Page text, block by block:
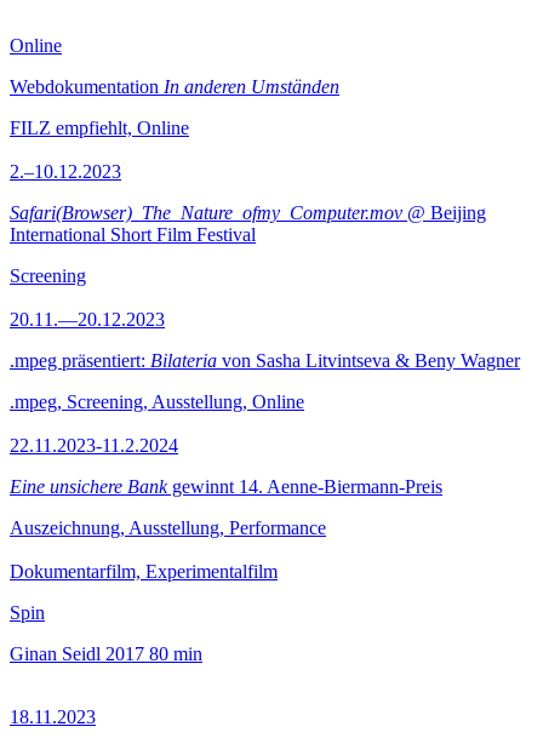
Online
Webdokumentation In anderen Umständen
FILZ empfiehlt, Online
2.–10.12.2023
Safari(Browser)_The_Nature_ofmy_Computer.mov @ Beijing
International Short Film Festival
Screening
20.11.—20.12.2023
.mpeg präsentiert: Bilateria von Sasha Litvintseva & Beny Wagner
.mpeg, Screening, Ausstellung, Online
22.11.2023-11.2.2024
Eine unsichere Bankgewinnt 14. Aenne-Biermann-Preis
Auszeichnung, Ausstellung, Performance
Dokumentarfilm, Experimentalfilm
Spin
Ginan Seidl 2017 80 min
18.11.2023